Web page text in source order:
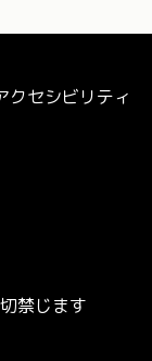
クセシビリティ
禁じます